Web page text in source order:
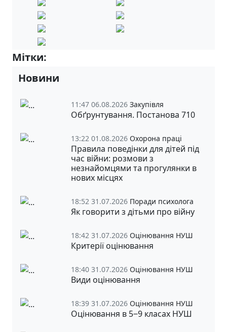
Мітки:
Новини
11:47 06.08.2026 Закупівля
Обґрунтування. Постанова 710
13:22 01.08.2026 Охорона праці
Правила поведінки для дітей під
час війни: розмови з
незнайомцями та прогулянки в
нових місцях
18:52 31.07.2026 Поради психолога
Як говорити з дітьми про війну
18:42 31.07.2026 Оцінювання НУШ
Критерії оцінювання
18:40 31.07.2026 Оцінювання НУШ
Види оцінювання
18:39 31.07.2026 Оцінювання НУШ
Оцінювання в 5‒9 класах НУШ